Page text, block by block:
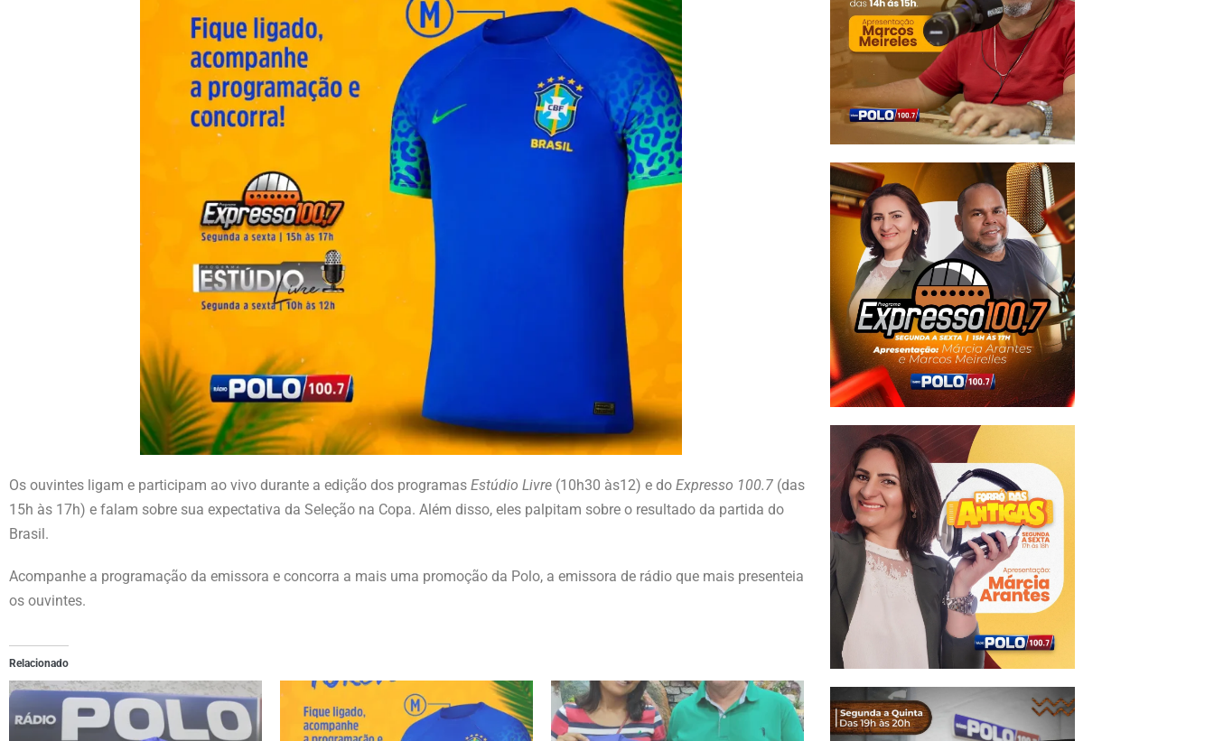
Os ouvintes ligam e participam ao vivo durante a edição dos programas Estúdio Livre (10h30 às12) e do Expresso 100.7 (das
15h às 17h) e falam sobre sua expectativa da Seleção na Copa. Além disso, eles palpitam sobre o resultado da partida do
Brasil.
Acompanhe a programação da emissora e concorra a mais uma promoção da Polo, a emissora de rádio que mais presenteia
os ouvintes.
Relacionado